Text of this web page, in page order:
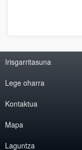
Irisgarritasuna
Lege oharra
Kontaktua
Mapa
Laguntza